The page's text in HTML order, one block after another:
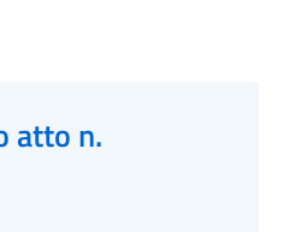
atto n.